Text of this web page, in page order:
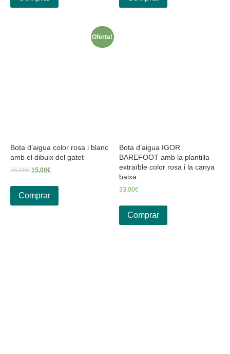
Oferta!
Bota d’aigua color rosa i blanc
amb el dibuix del gatet
26,00€ 15,00€
Comprar
Bota d’aigua IGOR
BAREFOOT amb la plantilla
extraïble color rosa i la canya
baixa
33,00€
Comprar